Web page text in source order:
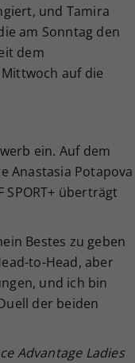
und Tamira
am Sonntag den
dem
auf die
ein. Auf dem
Anastasia Potapova
SPORT+ überträgt
Bestes zu geben
to-Head, aber
und ich bin
der beiden
Advantage Ladies